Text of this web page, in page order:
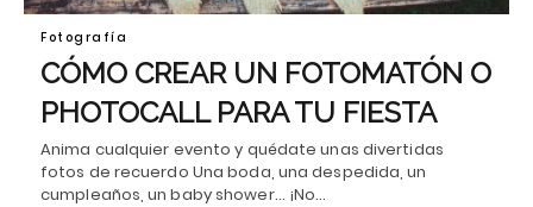
Fotografía
CÓMO CREAR UN FOTOMATÓN O
PHOTOCALL PARA TU FIESTA
Anima cualquier evento y quédate unas divertidas
fotos de recuerdo Una boda, una despedida, un
cumpleaños, un baby shower… ¡No…